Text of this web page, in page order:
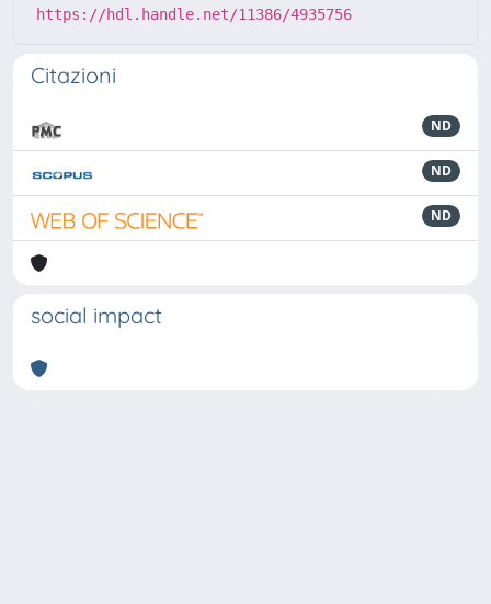
https://hdl.handle.net/11386/4935756
Citazioni
ND
ND
ND
social impact